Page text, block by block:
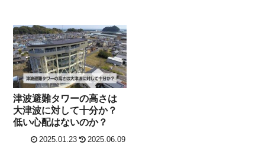
津波避難タワーの高さは
大津波に対して十分か？
低い心配はないのか？
2025.01.23 2025.06.09